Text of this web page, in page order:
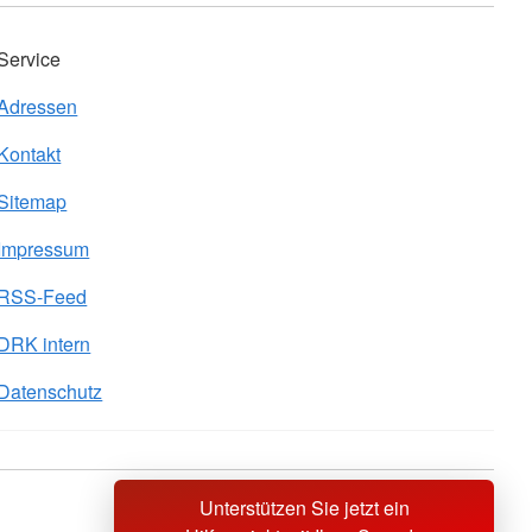
Unterstützen Sie jetzt ein
Feed
intern
Sprache wechseln zu